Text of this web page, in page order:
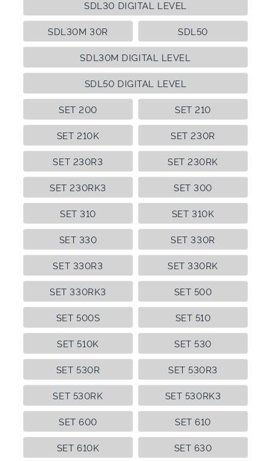
SDL30 DIGITAL LEVEL
SDL30M 30R
SDL30M DIGITAL LEVEL
SDL50
SDL50 DIGITAL LEVEL
SET 200 SET 210
SET 210K SET 230R
SET 230R3 SET 230RK
SET 230RK3 SET 300
SET 310 SET 310K
SET 330 SET 330R
SET 330R3 SET 330RK
SET 330RK3 SET 500
SET 500S SET 510
SET 510K SET 530
SET 530R SET 530R3
SET 530RK SET 530RK3
SET 600 SET 610
SET 610K SET 630